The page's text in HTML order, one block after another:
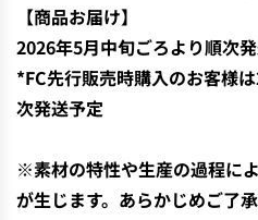
【商品お届け】
2026年5月中旬ごろより順次
*FC先行販売時購入のお客様
次発送予定
※素材の特性や生産の過程に
が生じます。あらかじめご了承